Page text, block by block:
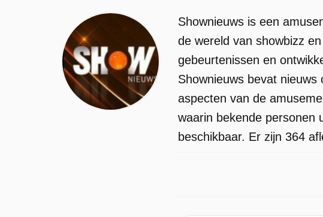
Shownieuws is een
de wereld van showbizz
gebeurtenissen en
Shownieuws bevat
aspecten van de
waarin bekende personen
beschikbaar. Er zijn 364